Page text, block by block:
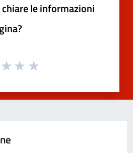
le informazioni